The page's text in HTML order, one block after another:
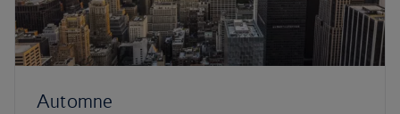
Automne